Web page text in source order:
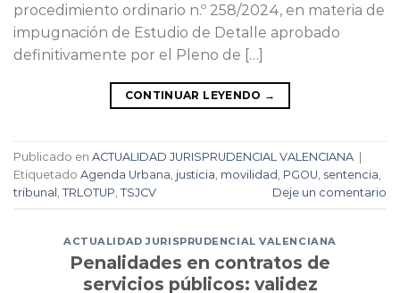
procedimiento ordinario n.º 258/2024, en materia de
impugnación de Estudio de Detalle aprobado
definitivamente por el Pleno de […]
CONTINUAR LEYENDO →
Publicado en ACTUALIDAD JURISPRUDENCIAL VALENCIANA |
Etiquetado Agenda Urbana justicia movilidad PGOU sentencia
tribunal TRLOTUP TSJCV Deje un comentario
ACTUALIDAD JURISPRUDENCIAL VALENCIANA
Penalidades en contratos de
servicios públicos: validez